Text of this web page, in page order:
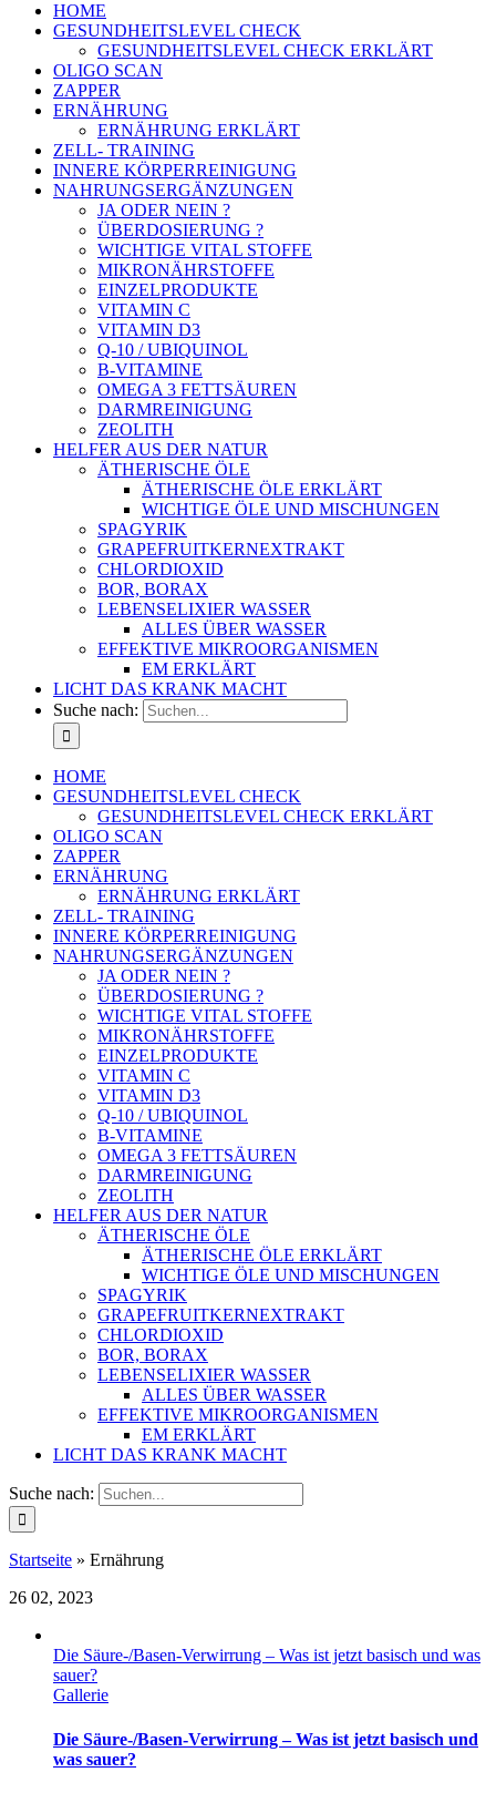
HOME
GESUNDHEITSLEVEL CHECK
GESUNDHEITSLEVEL CHECK ERKLÄRT
OLIGO SCAN
ZAPPER
ERNÄHRUNG
ERNÄHRUNG ERKLÄRT
ZELL- TRAINING
INNERE KÖRPERREINIGUNG
NAHRUNGSERGÄNZUNGEN
JA ODER NEIN ?
ÜBERDOSIERUNG ?
WICHTIGE VITAL STOFFE
MIKRONÄHRSTOFFE
EINZELPRODUKTE
VITAMIN C
VITAMIN D3
Q-10 / UBIQUINOL
B-VITAMINE
OMEGA 3 FETTSÄUREN
DARMREINIGUNG
ZEOLITH
HELFER AUS DER NATUR
ÄTHERISCHE ÖLE
ÄTHERISCHE ÖLE ERKLÄRT
WICHTIGE ÖLE UND MISCHUNGEN
SPAGYRIK
GRAPEFRUITKERNEXTRAKT
CHLORDIOXID
BOR, BORAX
LEBENSELIXIER WASSER
ALLES ÜBER WASSER
EFFEKTIVE MIKROORGANISMEN
EM ERKLÄRT
LICHT DAS KRANK MACHT
Suche nach:
HOME
GESUNDHEITSLEVEL CHECK
GESUNDHEITSLEVEL CHECK ERKLÄRT
OLIGO SCAN
ZAPPER
ERNÄHRUNG
ERNÄHRUNG ERKLÄRT
ZELL- TRAINING
INNERE KÖRPERREINIGUNG
NAHRUNGSERGÄNZUNGEN
JA ODER NEIN ?
ÜBERDOSIERUNG ?
WICHTIGE VITAL STOFFE
MIKRONÄHRSTOFFE
EINZELPRODUKTE
VITAMIN C
VITAMIN D3
Q-10 / UBIQUINOL
B-VITAMINE
OMEGA 3 FETTSÄUREN
DARMREINIGUNG
ZEOLITH
HELFER AUS DER NATUR
ÄTHERISCHE ÖLE
ÄTHERISCHE ÖLE ERKLÄRT
WICHTIGE ÖLE UND MISCHUNGEN
SPAGYRIK
GRAPEFRUITKERNEXTRAKT
CHLORDIOXID
BOR, BORAX
LEBENSELIXIER WASSER
ALLES ÜBER WASSER
EFFEKTIVE MIKROORGANISMEN
EM ERKLÄRT
LICHT DAS KRANK MACHT
Suche nach:
Startseite » Ernährung
26 02, 2023
Die Säure-/Basen-Verwirrung – Was ist jetzt basisch und was
sauer?
Gallerie
Die Säure-/Basen-Verwirrung – Was ist jetzt basisch und
was sauer?